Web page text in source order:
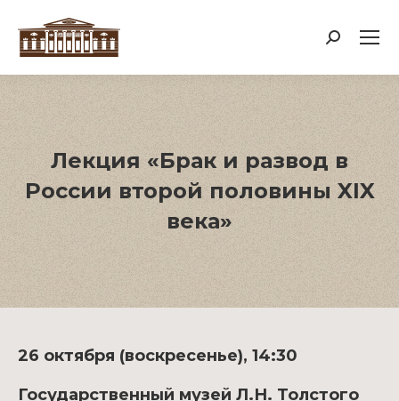
Поиск:
Лекция «Брак и развод в
России второй половины XIX
века»
26 октября (воскресенье), 14:30
Государственный музей Л.Н. Толстого